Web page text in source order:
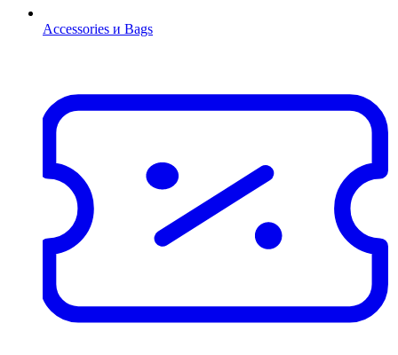
Accessories и Bags